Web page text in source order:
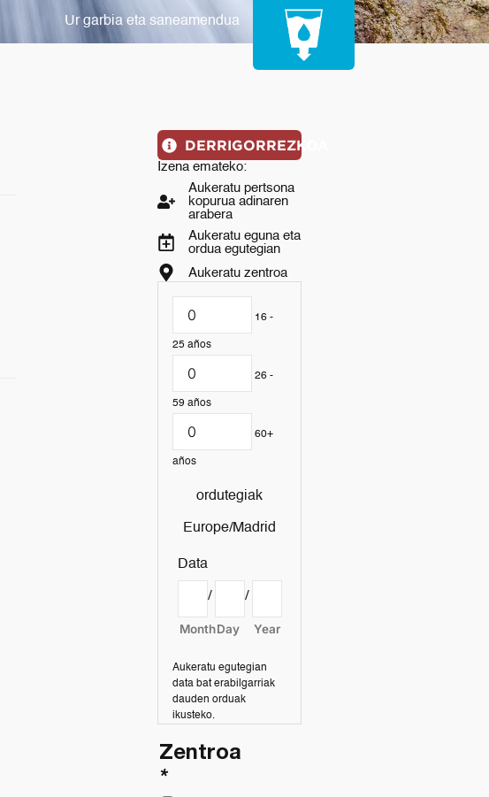
Ur garbia eta saneamendua
DERRIGORREZKOA
Izena emateko:
Aukeratu pertsona
kopurua adinaren
arabera
Aukeratu eguna eta
ordua egutegian
Aukeratu zentroa
16 -
25 años
26 -
59 años
60+
años
ordutegiak
Europe/Madrid
Data
Month
/
Day
/
Year
Aukeratu egutegian
data bat erabilgarriak
dauden orduak
ikusteko.
Zentroa
*